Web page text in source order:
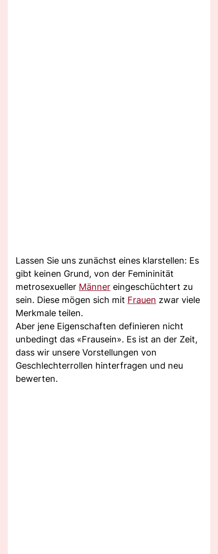
Lassen Sie uns zunächst eines klarstellen: Es
gibt keinen Grund, von der Femininität
metrosexueller Männer eingeschüchtert zu
sein. Diese mögen sich mit Frauen zwar viele
Merkmale teilen.
Aber jene Eigenschaften definieren nicht
unbedingt das «Frausein». Es ist an der Zeit,
dass wir unsere Vorstellungen von
Geschlechterrollen hinterfragen und neu
bewerten.